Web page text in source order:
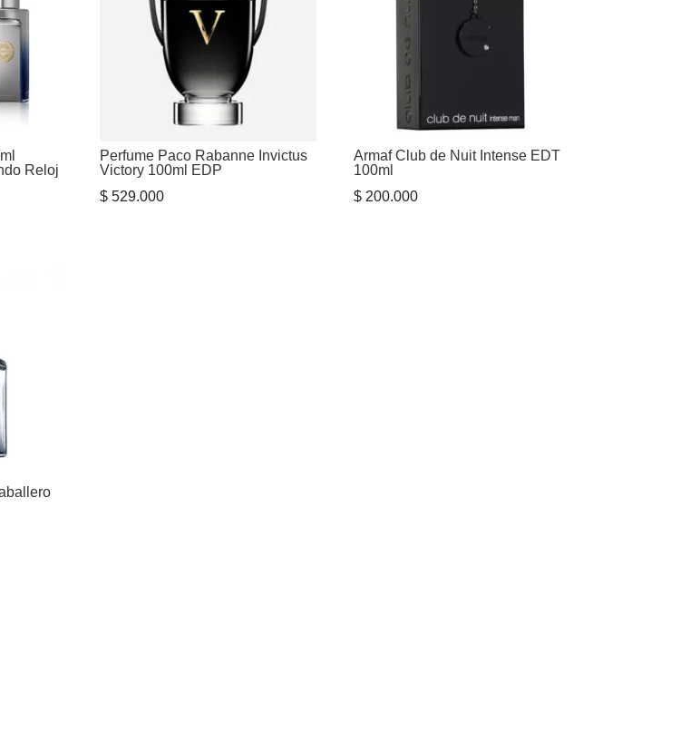
Reloj
Perfume Paco Rabanne Invictus
Victory 100ml EDP
$529.000
Armaf Club de Nuit Intense EDT
100ml
$200.000